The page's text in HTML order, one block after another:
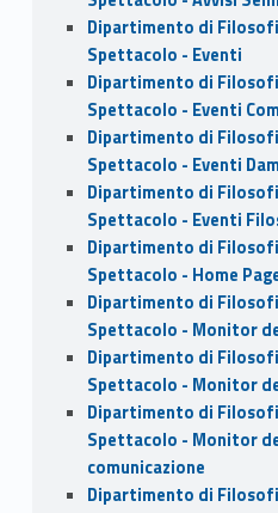
Dipartimento di
Spettacolo - Eventi
Dipartimento di
Spettacolo - Eventi
Dipartimento di
Spettacolo - Eventi
Dipartimento di
Spettacolo - Eventi
Dipartimento di
Spettacolo - Home
Dipartimento di
Spettacolo - Monitor
Dipartimento di
Spettacolo - Monitor
Dipartimento di
Spettacolo - Monitor
comunicazione
Dipartimento di